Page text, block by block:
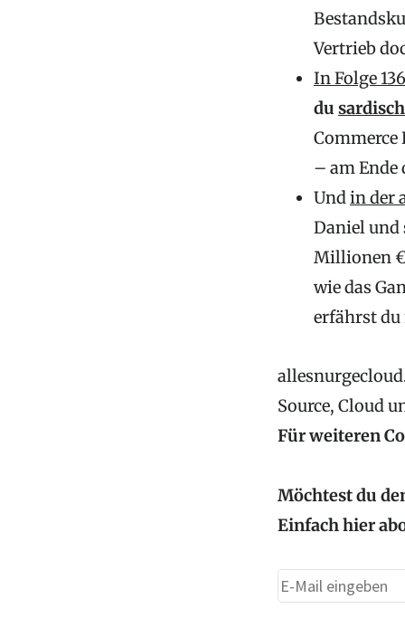
Vertrieb
In Folge
du
Commerce
– am Ende
Undin der
Daniel und
Millionen €
wie das
erfährst
Source, Cloud
Für weiteren
Möchtest du
Einfach hier